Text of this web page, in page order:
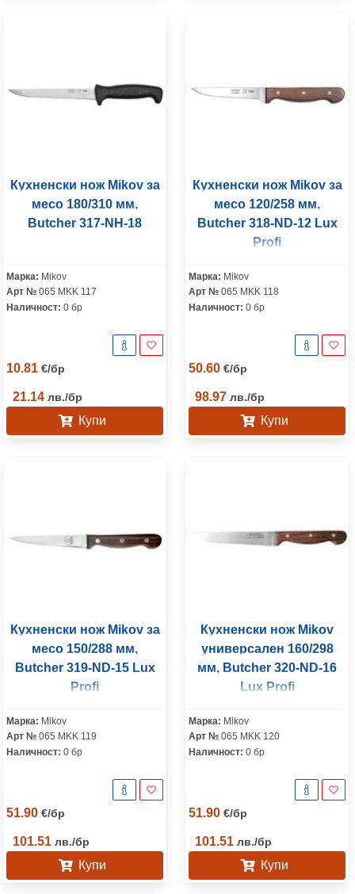
Кухненски нож Mikov за
месо 180/310 мм,
Butcher 317-NH-18
Марка: Mikov
Арт № 065 MKK 117
Наличност: 0 бр
10.81 €/бр
21.14 лв./бр
Купи
Кухненски нож Mikov за
месо 120/258 мм,
Butcher 318-ND-12 Lux
Profi
Марка: Mikov
Арт № 065 MKK 118
Наличност: 0 бр
50.60 €/бр
98.97 лв./бр
Купи
Кухненски нож Mikov за
месо 150/288 мм,
Butcher 319-ND-15 Lux
Profi
Марка: Mikov
Арт № 065 MKK 119
Наличност: 0 бр
51.90 €/бр
101.51 лв./бр
Купи
Кухненски нож Mikov
универсален 160/298
мм, Butcher 320-ND-16
Lux Profi
Марка: Mikov
Арт № 065 MKK 120
Наличност: 0 бр
51.90 €/бр
101.51 лв./бр
Купи